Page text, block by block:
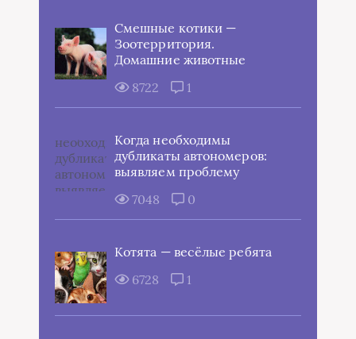
Смешные котики —
Зоотерритория.
Домашние животные
8722
1
Когда необходимы
дубликаты автономеров:
выявляем проблему
7048
0
Котята — весёлые ребята
6728
1